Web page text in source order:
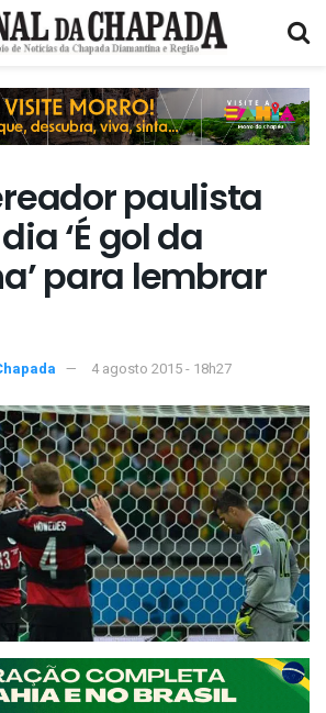
paulista
‘É gol da
para lembrar
4 agosto 2015 - 18h27